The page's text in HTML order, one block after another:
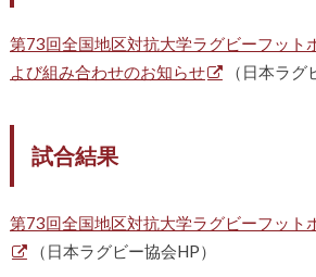
第73回全国地区対抗大学ラグビーフット
よび組み合わせのお知らせ
（日本ラグ
試合結果
第73回全国地区対抗大学ラグビーフッ
（日本ラグビー協会HP）